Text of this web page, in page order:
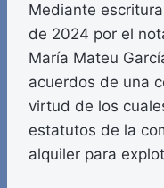
Mediante
de 2024 por el
María Mateu
acuerdos de una
virtud de los
estatutos de la
alquiler para